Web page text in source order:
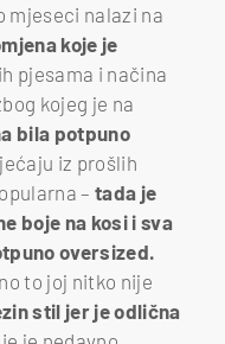
mjeseci nalazi na
koje je
pjesama i načina
kojeg je na
bila potpuno
iz prošlih
– tada je
boje na kosi i sva
oversized.
to joj nitko nije
stil jer je odlična